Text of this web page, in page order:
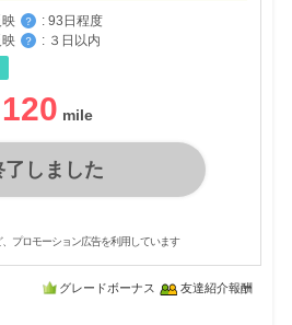
？ : 93日程度
？ : ３日以内
120
了しました
プロモーション広告を利用しています
グレードボーナス 友達紹介報酬